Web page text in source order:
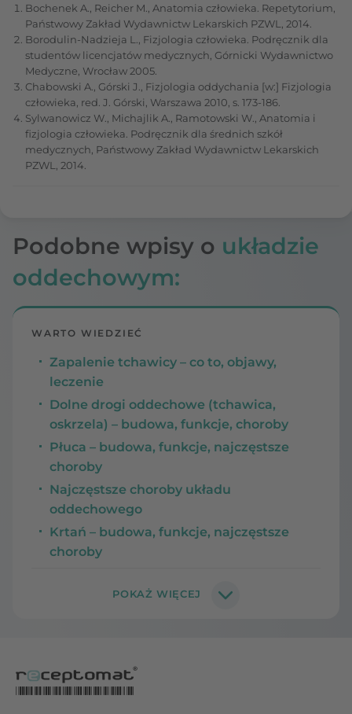
Bochenek A., Reicher M., Anatomia człowieka. Repetytorium,
Państwowy Zakład Wydawnictw Lekarskich PZWL, 2014.
Borodulin-Nadzieja L., Fizjologia człowieka. Podręcznik dla
studentów licencjatów medycznych, Górnicki Wydawnictwo
Medyczne, Wrocław 2005.
Chabowski A., Górski J., Fizjologia oddychania [w:] Fizjologia
człowieka, red. J. Górski, Warszawa 2010, s. 173-186.
Sylwanowicz W., Michajlik A., Ramotowski W., Anatomia i
fizjologia człowieka. Podręcznik dla średnich szkół
medycznych, Państwowy Zakład Wydawnictw Lekarskich
PZWL, 2014.
Podobne wpisy o układzie
oddechowym:
WARTO WIEDZIEĆ
Zapalenie tchawicy – co to, objawy,
leczenie
Dolne drogi oddechowe (tchawica,
oskrzela) – budowa, funkcje, choroby
Płuca – budowa, funkcje, najczęstsze
choroby
Najczęstsze choroby układu
oddechowego
Krtań – budowa, funkcje, najczęstsze
choroby